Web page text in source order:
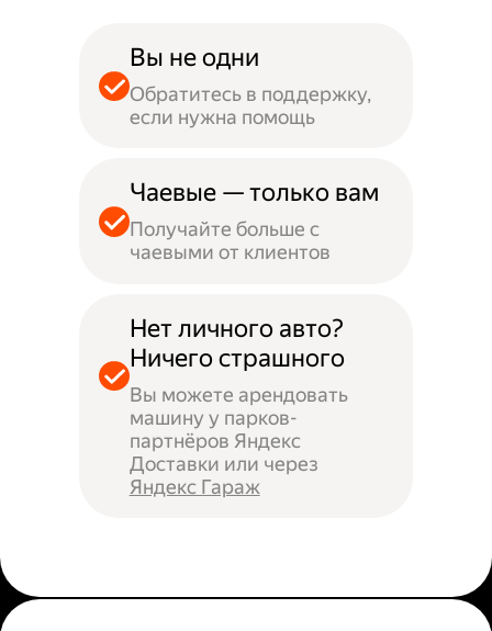
Вы не одни
Обратитесь в поддержку,
если нужна помощь
Чаевые — только вам
Получайте больше с
чаевыми от клиентов
Нет личного авто?
Ничего страшного
Вы можете арендовать
машину у парков-
партнёров Яндекс
Доставки или через
Яндекс Гараж